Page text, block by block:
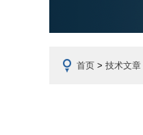
首页 > 技术文章